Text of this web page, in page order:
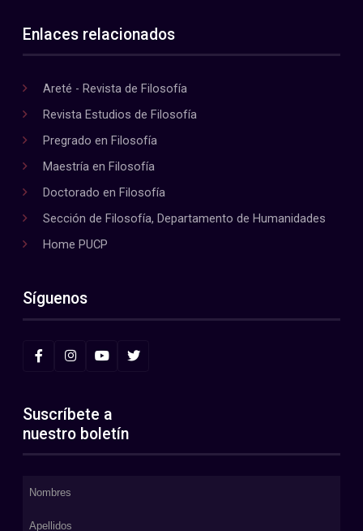
Enlaces relacionados
Areté - Revista de Filosofía
Revista Estudios de Filosofía
Pregrado en Filosofía
Maestría en Filosofía
Doctorado en Filosofía
Sección de Filosofía, Departamento de Humanidades
Home PUCP
Síguenos
Suscríbete a
nuestro boletín